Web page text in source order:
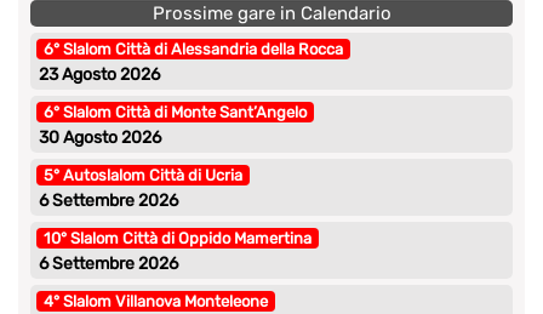
Prossime gare in Calendario
6° Slalom Città di Alessandria della Rocca
23 Agosto 2026
6° Slalom Città di Monte Sant’Angelo
30 Agosto 2026
5° Autoslalom Città di Ucria
6 Settembre 2026
10° Slalom Città di Oppido Mamertina
6 Settembre 2026
4° Slalom Villanova Monteleone